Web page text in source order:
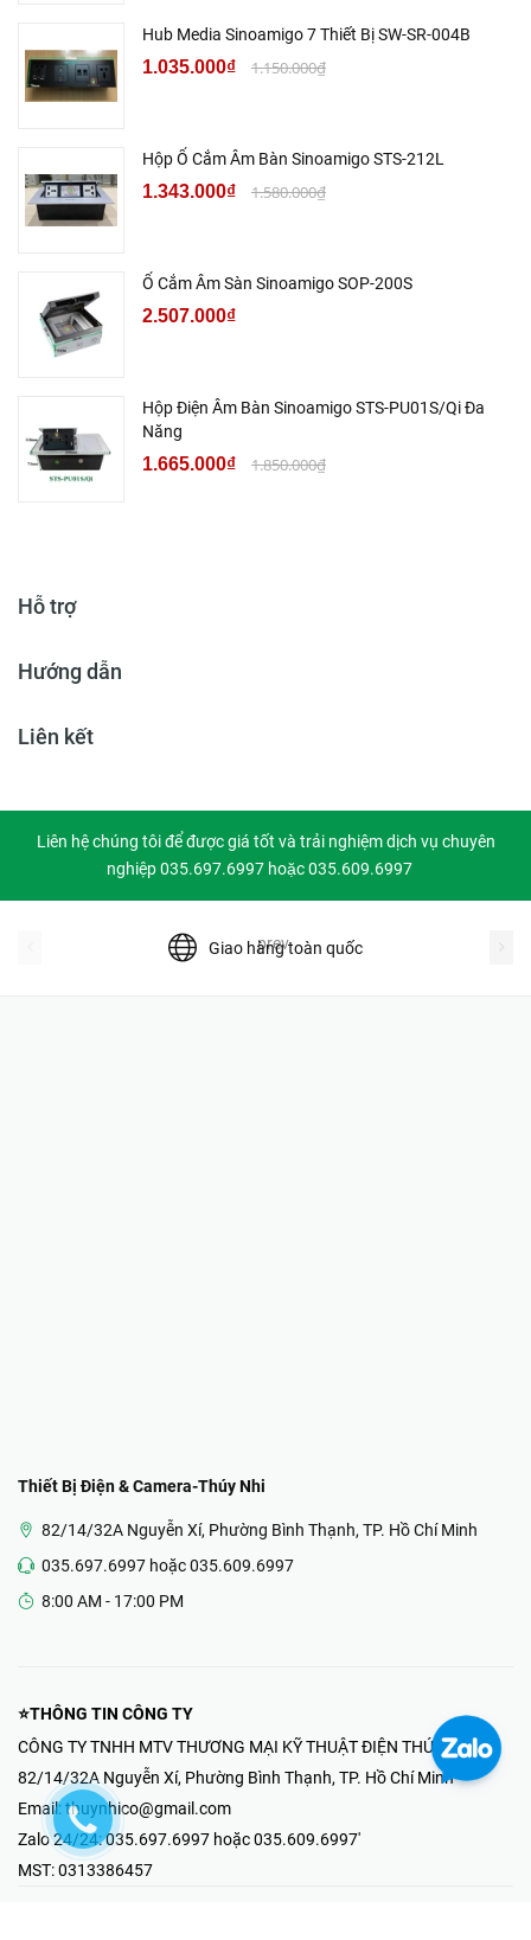
Hub Media Sinoamigo 7 Thiết Bị SW-SR-004B
1.035.000₫ 1.150.000₫
Hộp Ổ Cắm Âm Bàn Sinoamigo STS-212L
1.343.000₫ 1.580.000₫
Ổ Cắm Âm Sàn Sinoamigo SOP-200S
2.507.000₫
Hộp Điện Âm Bàn Sinoamigo STS-PU01S/Qi Đa
Năng
1.665.000₫ 1.850.000₫
Hỗ trợ
Hướng dẫn
Liên kết
Liên hệ chúng tôi để được giá tốt và trải nghiệm dịch vụ chuyên
nghiệp 035.697.6997 hoặc 035.609.6997
Giao hàng toàn quốc
prev
Thiết Bị Điện & Camera-Thúy Nhi
82/14/32A Nguyễn Xí, Phường Bình Thạnh, TP. Hồ Chí Minh
035.697.6997 hoặc 035.609.6997
8:00 AM - 17:00 PM
⭐THÔNG TIN CÔNG TY
CÔNG TY TNHH MTV THƯƠNG MẠI KỸ THUẬT ĐIỆN THÚY NHI
82/14/32A Nguyễn Xí, Phường Bình Thạnh, TP. Hồ Chí Minh
Email: thuynhico@gmail.com
Zalo 24/24:035.697.6997 hoặc 035.609.6997'
MST:0313386457